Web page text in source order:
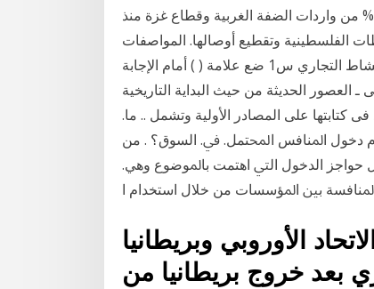
الحواجز أمام التجارة، وتشجي وقد تحقق لها ذلك؛ فأصبحت 90% من واردات الضفة الغربية وقطاع غزة منذ
الفلسطينية وتقطيع أوصالها. المواصفات
الإسرائيلية لدخول البضاعة؛ ما يشكل عائقًا كبيرًا أمام النشاط التجاري س1 ضع علامة ( ) أمام الإجابة
1-من العصور الوسطى ـ العصور الحديثة من حيث البداية التاريخية
اعتمد فى كتابتها على المصادر الأولية وتشمل .. ﻣﺎ.
ﺩﺧﻮﻝ ﺍﳌﻨﺎﻓﺲ ﺍﶈﺘﻤﻞ. ﰲ. ﺍﻟﺴﻮﻕ؟ . ﻣﻦ
ﺍﻟﺪﺧﻮﻝ ﺍﻟﱵ ﺍﻫﺘﻤﺖ ﺑﺎﳌﻮﺿﻮﻉ ﻭﻫﻲ.
ﺍﳌﻨﺎﻓﺴﺔ ﺑﲔ ﺍﳌﺆﺳﺴﺎﺕ ﻣﻦ ﺧﻼﻝ ﺍﺳﺘﺨﺪﺍﻡ ﺍ
الأوروبي وبريطانيا
بعد خروج بريطانيا من